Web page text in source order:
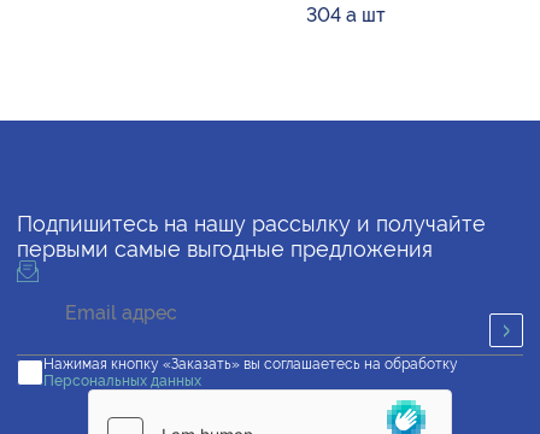
304 а шт
Подпишитесь на нашу рассылку и получайте
первыми самые выгодные предложения
Нажимая кнопку «Заказать» вы соглашаетесь на обработку
Персональных данных